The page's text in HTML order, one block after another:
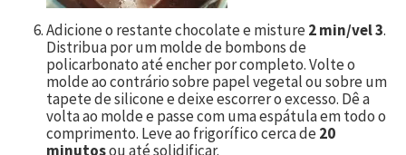
Adicione o restante chocolate e misture2 min/vel 3.
Distribua por um molde de bombons de
policarbonato até encher por completo. Volte o
molde ao contrário sobre papel vegetal ou sobre um
tapete de silicone e deixe escorrer o excesso. Dê a
volta ao molde e passe com uma espátula em todo o
comprimento. Leve ao frigorífico cerca de20
minutosou até solidificar.